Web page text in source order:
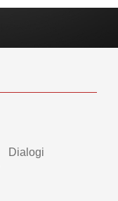
Dialogi